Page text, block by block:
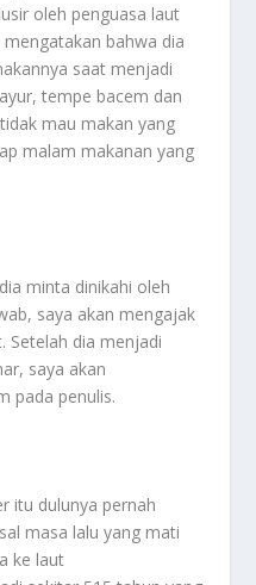
oleh penguasa laut
bahwa dia
saat menjadi
tempe bacem dan
mau makan yang
malam makanan yang
minta dinikahi oleh
saya akan mengajak
Setelah dia menjadi
saya akan
pada penulis.
itu dulunya pernah
masa lalu yang mati
ke laut